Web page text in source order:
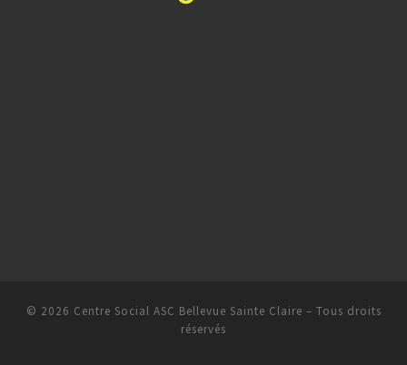
© 2026 Centre Social ASC Bellevue Sainte Claire – Tous droits
réservés